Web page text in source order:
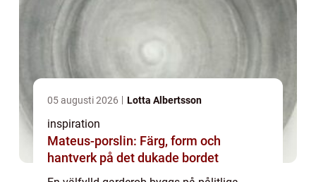
05 augusti 2026 Lotta Albertsson
inspiration
Mateus-porslin: Färg, form och
hantverk på det dukade bordet